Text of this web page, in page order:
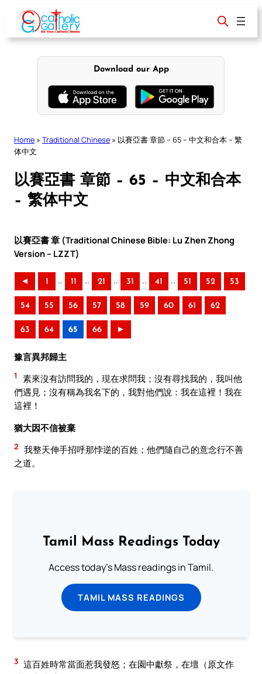
content
Download our App
Home » Traditional Chinese » 以賽亞書 章節 – 65 – 中文和合本 – 繁
体中文
以賽亞書 章節 – 65 – 中文和合本
– 繁体中文
以賽亞書 章 (Traditional Chinese Bible: Lu Zhen Zhong
Version – LZZT)
◄ 1 .. 11 .. 21 .. 31 .. 41 .. 51 52 53
54 55 56 57 58 59 60 61 62
63 64 65 66 ►
豫言異邦歸主
1
素來沒有訪問我的，現在求問我；沒有尋找我的，我叫他
們遇見；沒有稱為我名下的，我對他們說：我在這裡！我在
這裡！
猶大因不信被棄
2 我整天伸手招呼那悖逆的百姓；他們隨自己的意念行不善
之道。
Tamil Mass Readings Today
Access today's Mass readings in Tamil.
TAMIL MASS READINGS
3 這百姓時常當面惹我發怒；在園中獻祭，在壇（原文作